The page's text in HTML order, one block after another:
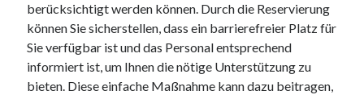
berücksichtigt werden können. Durch die Reservierung
können Sie sicherstellen, dass ein barrierefreier Platz für
Sie verfügbar ist und das Personal entsprechend
informiert ist, um Ihnen die nötige Unterstützung zu
bieten. Diese einfache Maßnahme kann dazu beitragen,